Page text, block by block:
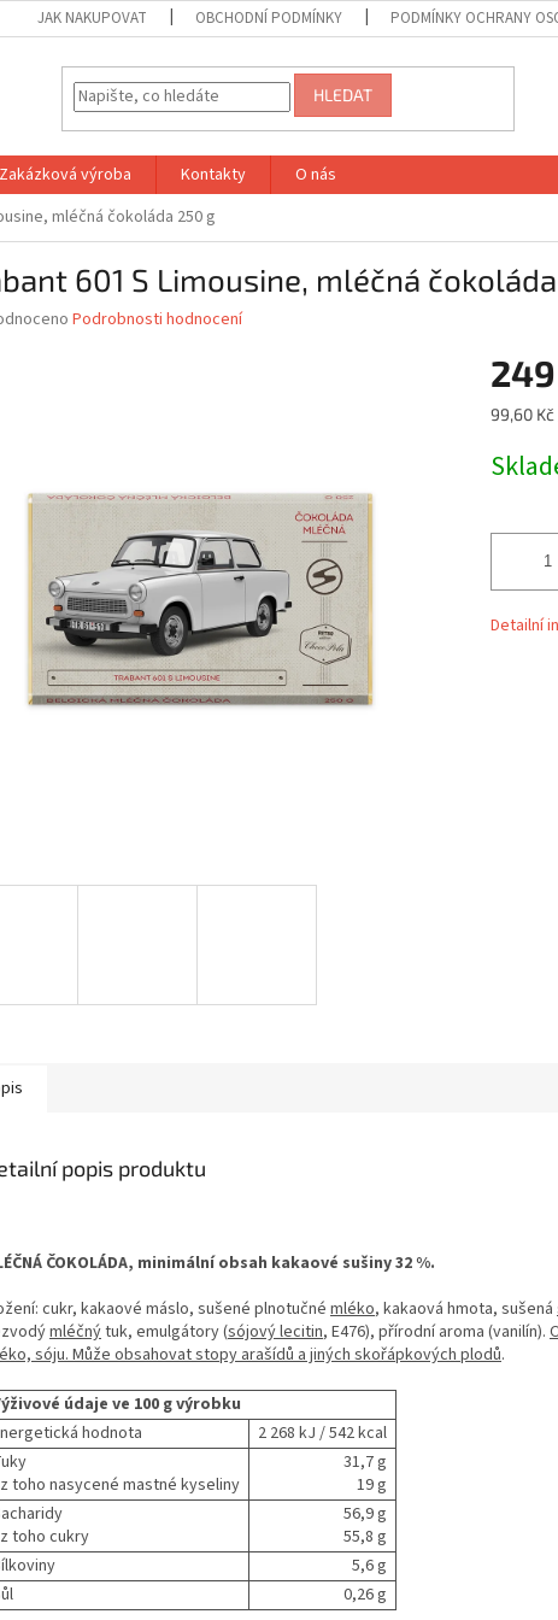
JAK NAKUPOVAT OBCHODNÍ PODMÍNKY PODMÍNKY OCHRANY
HLEDAT
Zakázková výroba Kontakty
O nás
mléčná čokoláda 250 g
601 S Limousine, mléčná
Podrobnosti hodnocení
Měrná
99,60
Detailní
popis produktu
ČOKOLÁDA, minimální obsah kakaové sušiny 32 %.
cukr, kakaové máslo, sušené plnotučnémléko, kakaová hmota, sušená
mléčnýtuk, emulgátory (sójový lecitin, E476), přírodní aroma (vanilín).
sóju. Může obsahovat stopy arašídů a jiných skořápkových plodů.
údaje ve 100 g výrobku
hodnota
2 268 kJ / 542 kcal
toho nasycené mastné kyseliny
31,7 g
19 g
toho cukry
56,9 g
55,8 g
5,6 g
0,26 g